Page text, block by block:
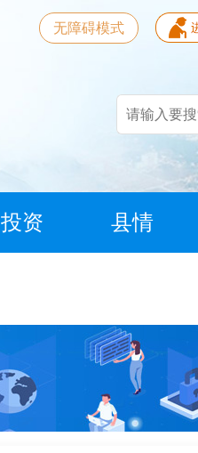
无障碍模式
投资 县情